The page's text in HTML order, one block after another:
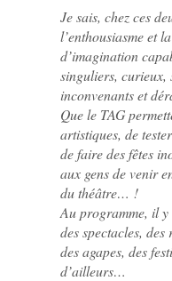
Je sais, chez ces
l’enthousiasme et
d’imagination
singuliers, curieux,
inconvenants et
Que le TAG
artistiques, de
de faire des fêtes
aux gens de venir
du théâtre… !
Au programme, il y
des spectacles,
des agapes, des
d’ailleurs…